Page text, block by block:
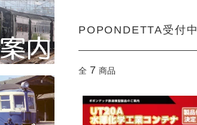
POPONDETTA受付中
全 7 商品